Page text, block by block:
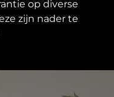
op diverse
zijn nader te